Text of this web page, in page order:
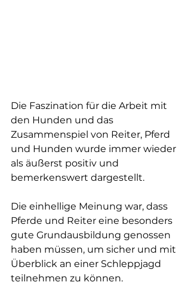
Die Faszination für die Arbeit mit
den Hunden und das
Zusammenspiel von Reiter, Pferd
und Hunden wurde immer wieder
als äußerst positiv und
bemerkenswert dargestellt.
Die einhellige Meinung war, dass
Pferde und Reiter eine besonders
gute Grundausbildung genossen
haben müssen, um sicher und mit
Überblick an einer Schleppjagd
teilnehmen zu können.